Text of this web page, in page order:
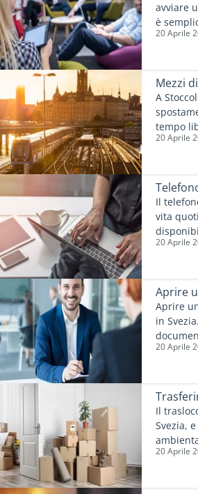
avviare
è
i20 Aprile
Mezzi
A
tempo
più
20 Aprile
Il
vita
20 Aprile
Aprire
Aprire
in
20 Aprile
Il
Svezia,
20 Aprile